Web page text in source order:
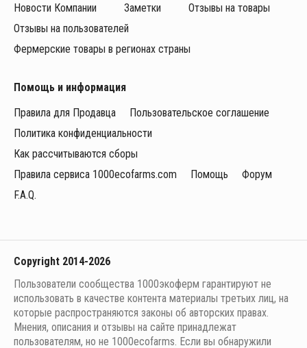
Новости Компании
Заметки
Отзывы на товары
Отзывы на пользователей
Фермерские товары в регионах страны
Помощь и информация
Правила для Продавца
Пользовательское соглашение
Политика конфиденциальности
Как рассчитываются сборы
Правила сервиса 1000ecofarms.com
Помощь
Форум
F.A.Q.
Copyright 2014-2026
Пользователи сообщества 1000экоферм гарантируют не
использовать в качестве контента материалы третьих лиц, на
которые распространяются законы об авторских правах.
Мнения, описания и отзывы на сайте принадлежат
пользователям, но не 1000ecofarms. Если вы обнаружили